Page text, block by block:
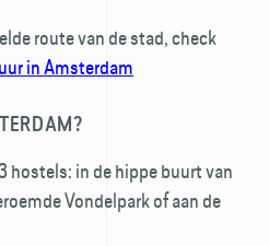
route van de stad, check
in Amsterdam
hostels: in de hippe buurt van
Vondelpark of aan de